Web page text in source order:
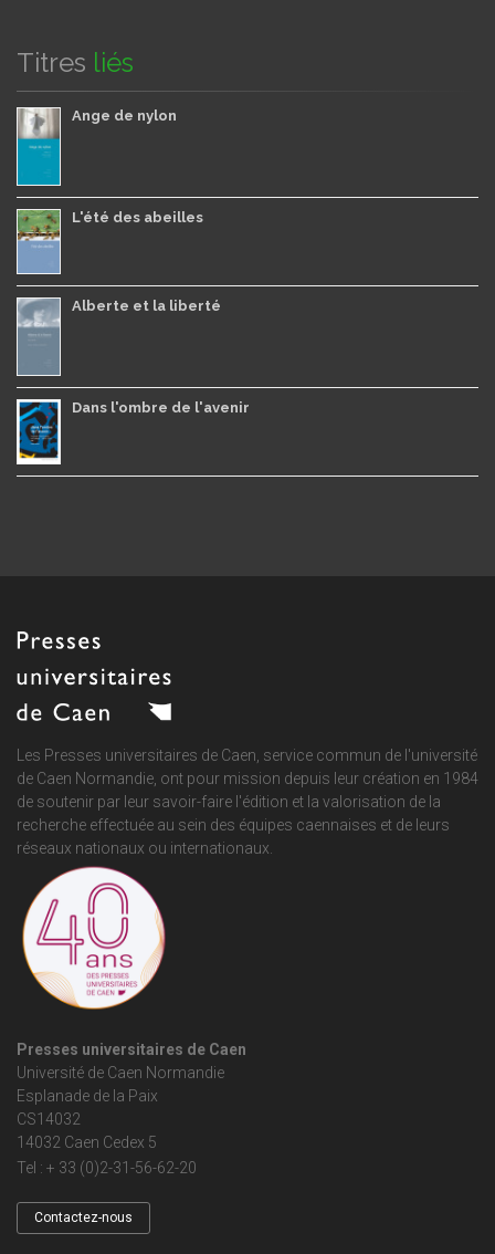
Titres liés
Ange de nylon
L'été des abeilles
Alberte et la liberté
Dans l'ombre de l'avenir
Les Presses universitaires de Caen, service commun de l'université
de Caen Normandie , ont pour mission depuis leur création en 1984
de soutenir par leur savoir-faire l'édition et la valorisation de la
recherche effectuée au sein des équipes caennaises et de leurs
réseaux nationaux ou internationaux.
Presses universitaires de Caen
Université de Caen Normandie
Esplanade de la Paix
CS14032
14032 Caen Cedex 5
Tel : + 33 (0)2-31-56-62-20
Contactez-nous